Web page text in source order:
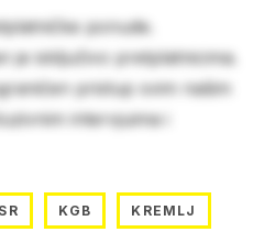
ponude.
je isključivo pretplatnicima.
pristup svim našim
intervjuima i
KGB KREMLJ